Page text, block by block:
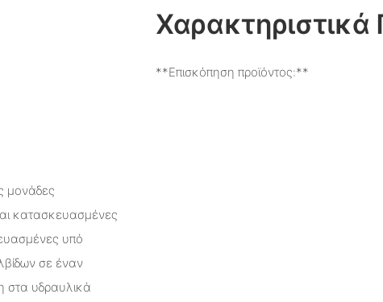
Χαρακτηριστικά
**Επισκόπηση προϊόντος:**
μονάδες
κατασκευασμένες
υπό
σε έναν
στα υδραυλικά